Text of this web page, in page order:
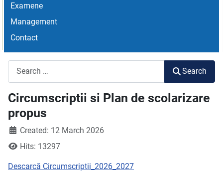
Examene
Management
Contact
Search
Circumscriptii si Plan de scolarizare
propus
Created: 12 March 2026
Hits: 13297
Descarcă Circumscriptii_2026_2027